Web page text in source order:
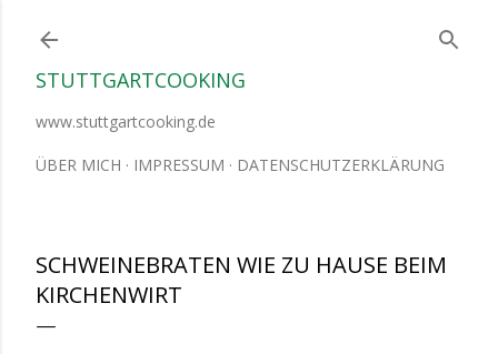
STUTTGARTCOOKING
www.stuttgartcooking.de
ÜBER MICH IMPRESSUM DATENSCHUTZERKLÄRUNG
SCHWEINEBRATEN WIE ZU HAUSE BEIM
KIRCHENWIRT